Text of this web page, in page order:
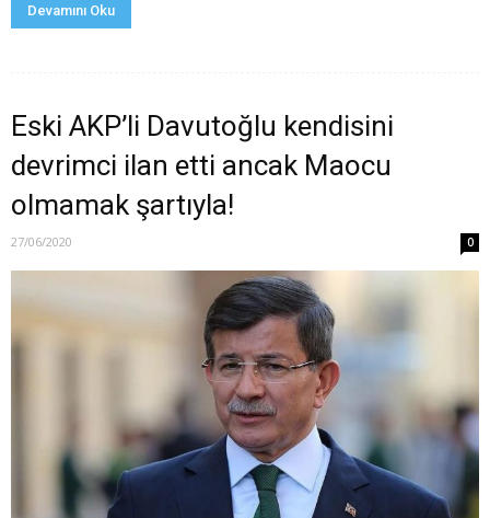
Devamını Oku
Eski AKP’li Davutoğlu kendisini
devrimci ilan etti ancak Maocu
olmamak şartıyla!
27/06/2020 0